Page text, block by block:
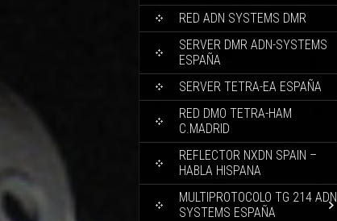
RED ADN SYSTEMS DMR
SERVER DMR ADN-SYSTEMS
ESPAÑA
SERVER TETRA-EA ESPAÑA
RED DMO TETRA-HAM
C.MADRID
REFLECTOR NXDN SPAIN –
HABLA HISPANA
MULTIPROTOCOLO TG 214 ADN
SYSTEMS ESPAÑA